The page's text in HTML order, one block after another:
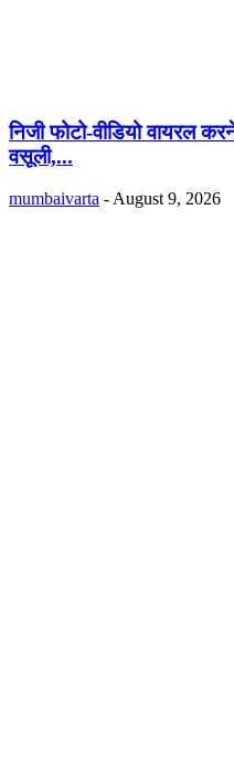
निजी फोटो-वीडियो वायरल
वसूली,...
mumbaivarta - August 9, 2026